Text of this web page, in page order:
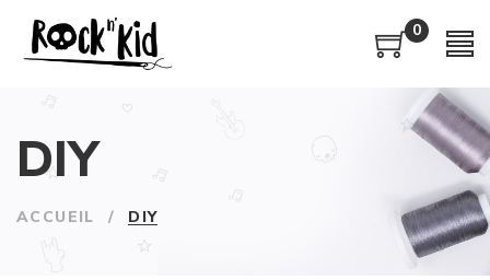
0
DIY
ACCUEIL / DIY